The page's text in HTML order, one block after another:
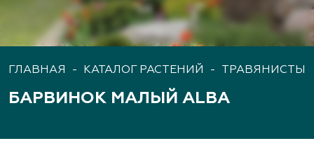
ГЛАВНАЯ - КАТАЛОГ РАСТЕНИЙ -
БАРВИНОК МАЛЫЙ ALBA